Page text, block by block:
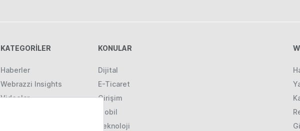
KATEGORILER
Haberler
Webrazzi Insights
Videolar
KONULAR
Dijital
E-Ticaret
Girişim
Mobil
Teknoloji